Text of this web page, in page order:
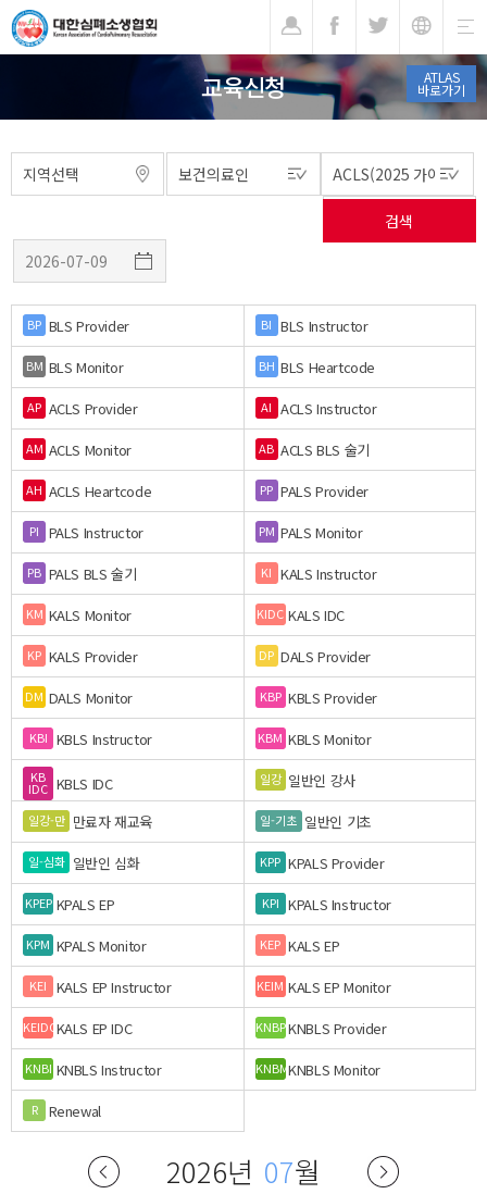
ATLAS
바로가기
교육신청
BP BLS Provider BI BLS Instructor
BM BLS Monitor BH BLS Heartcode
AP ACLS Provider AI ACLS Instructor
AM ACLS Monitor AB ACLS BLS 술기
AH ACLS Heartcode PP PALS Provider
PI PALS Instructor PM PALS Monitor
PB PALS BLS 술기 KI KALS Instructor
KM KALS Monitor KIDC KALS IDC
KP KALS Provider DP DALS Provider
DM DALS Monitor KBP KBLS Provider
KBI KBLS Instructor KBM KBLS Monitor
KB
IDC KBLS IDC 일강 일반인 강사
일강-만 만료자 재교육 일-기초 일반인 기초
일-심화 일반인 심화 KPP KPALS Provider
KPEP KPALS EP KPI KPALS Instructor
KPM KPALS Monitor KEP KALS EP
KEI KALS EP Instructor KEIM KALS EP Monitor
KEIDCKALS EP IDC KNBPKNBLS Provider
KNBI KNBLS Instructor KNBMKNBLS Monitor
R Renewal
2026년 07월